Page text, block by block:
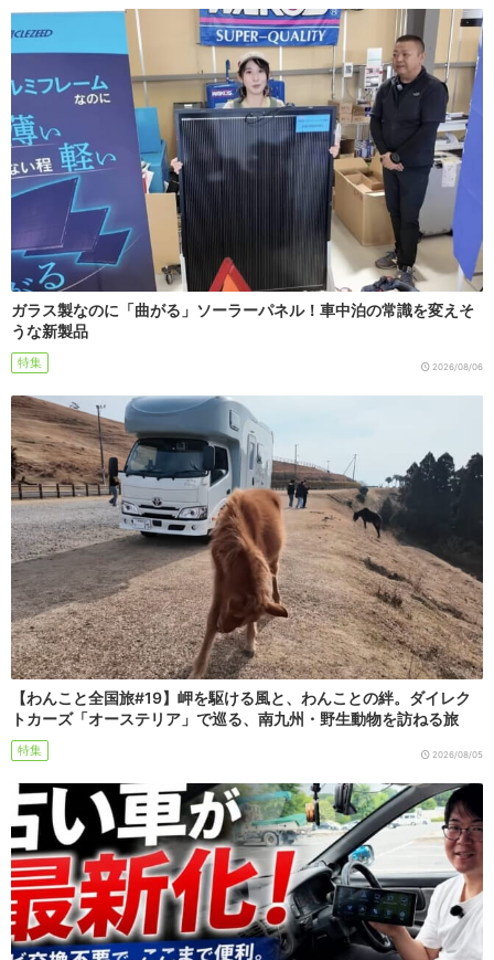
ガラス製なのに「曲がる」ソーラーパネル！車中泊の常識を変えそ
うな新製品
特集 2026/08/06
【わんこと全国旅#19】岬を駆ける風と、わんことの絆。ダイレク
トカーズ「オーステリア」で巡る、南九州・野生動物を訪ねる旅
特集 2026/08/05